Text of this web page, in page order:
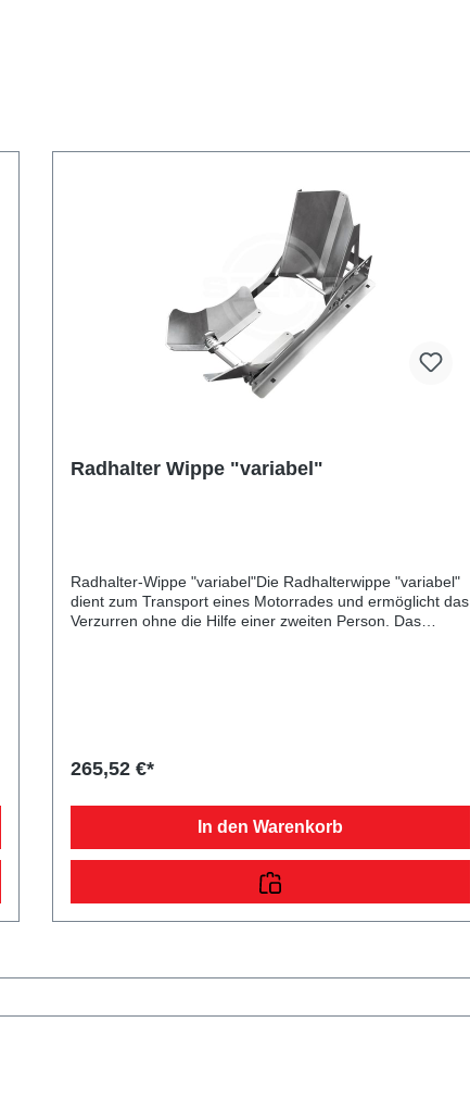
Radhalter Wippe "variabel"
Radhalter-Wippe "variabel"Die Radhalterwippe "variabel"
dient zum Transport eines Motorrades und ermöglicht das
Verzurren ohne die Hilfe einer zweiten Person. Das
Diese Ausführung ist variabel in der Breite verstellbar. Die
Steadystand Multi-Fixed Motorradhalterung Typ 181Mit
der Acebikes Steadystand Multi-Fixed Motorradhalterung
fixieren – ideal für die Werkstatt, Garage oder den
Transport im Lieferwagen. Diese hochwertige Halterung
für StabilitätEinfache Nutzung: Erleichtert das Sichern mit
265,52 €*
In den Warenkorb